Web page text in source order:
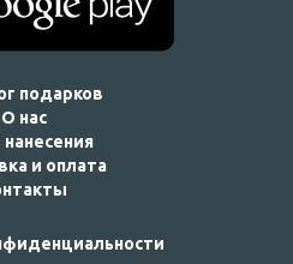
подарков
О нас
и оплата